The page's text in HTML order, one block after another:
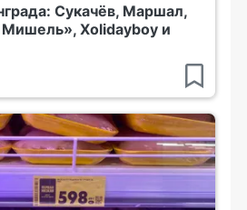
Сукачёв, Маршал,
Мишель», Xolidayboy и